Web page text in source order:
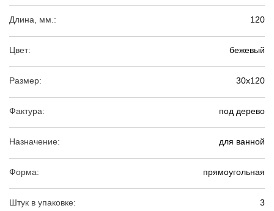
Длина, мм.: 120
Цвет: бежевый
Размер: 30х120
Фактура: под дерево
Назначение: для ванной
Форма: прямоугольная
Штук в упаковке: 3